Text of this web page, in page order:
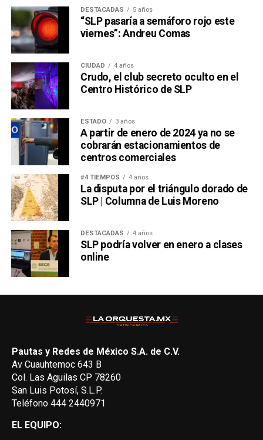
DESTACADAS 5 años
“SLP pasaría a semáforo rojo este
viernes”: Andreu Comas
CIUDAD 4 años
Crudo, el club secreto oculto en el
Centro Histórico de SLP
ESTADO 3 años
A partir de enero de 2024 ya no se
cobrarán estacionamientos de
centros comerciales
#4 TIEMPOS 4 años
La disputa por el triángulo dorado de
SLP | Columna de Luis Moreno
DESTACADAS 4 años
SLP podría volver en enero a clases
online
Pautas y Redes de México S.A. de C.V.
Av Cuauhtemoc 643 B
Col. Las Aguilas CP 78260
San Luis Potosí, S.L.P.
Teléfono 444 2440971
EL EQUIPO: